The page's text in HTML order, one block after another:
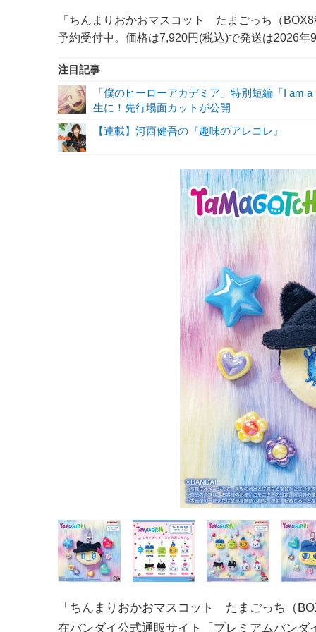
「ちんまりおかおマスコット たまごっち（
予約受付中。価格は7,920円(税込)で発送は2026年
注目記事
「僕のヒーローアカデミア」特別短編「I am
生に！先行場面カットが公開
【連載】河西健吾の『趣味のアレコレ』
「ちんまりおかおマスコット たまごっち（
在バンダイ公式通販サイト「プレミアムバンダ